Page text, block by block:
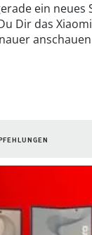
ein
Dir das